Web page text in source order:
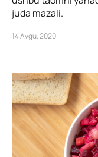
juda mazali.
14 Avgu, 2020